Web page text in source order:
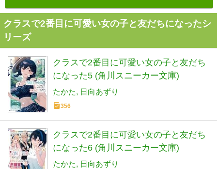
クラスで2番目に可愛い女の子と友だちになったシ
リーズ
クラスで2番目に可愛い女の子と友だち
になった5 (角川スニーカー文庫)
たかた 日向あずり
356
クラスで2番目に可愛い女の子と友だち
になった6 (角川スニーカー文庫)
たかた 日向あずり